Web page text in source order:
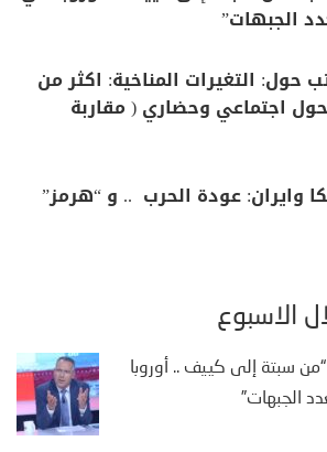
الجبهات”
حول: التغيرات المناخية: اكثر من
اجتماعي وحضاري ( مقاربة
وايران: عودة الحرب .. و “هرمز”
الأسبوع
سبتة إلى كييف .. أوروبا
الجبهات”